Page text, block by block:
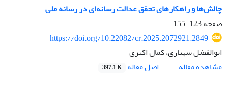
چالش‌ها و راهکارهای تحقق عدالت رسانه‌ای در رسانه ملی
صفحه123-155
https://doi.org/10.22082/cr.2025.2072921.2849
ابوالفضل شهبازی، کمال اکبری
مشاهده مقاله
اصل مقاله 397.1 K